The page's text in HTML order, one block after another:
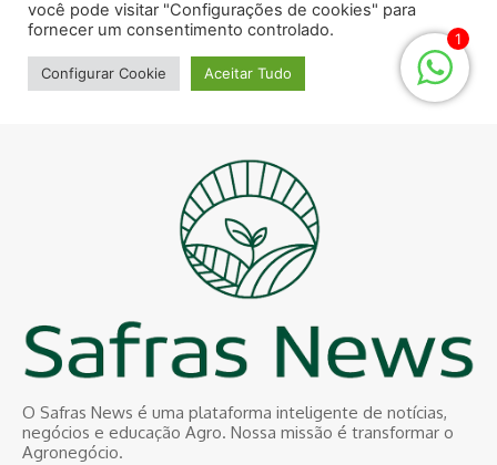
O Safras News é uma plataforma inteligente de notícias,
negócios e educação Agro. Nossa missão é transformar o
Agronegócio.